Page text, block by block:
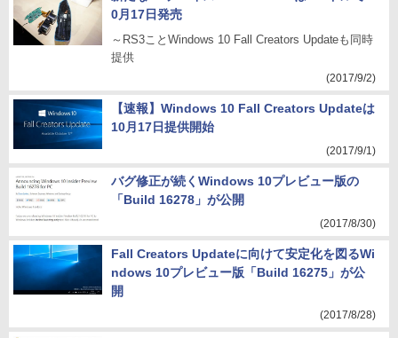
0月17日発売
～RS3ことWindows 10 Fall Creators Updateも同時
提供
(2017/9/2)
【速報】Windows 10 Fall Creators Updateは
10月17日提供開始
(2017/9/1)
バグ修正が続くWindows 10プレビュー版の
「Build 16278」が公開
(2017/8/30)
Fall Creators Updateに向けて安定化を図るWi
ndows 10プレビュー版「Build 16275」が公
開
(2017/8/28)